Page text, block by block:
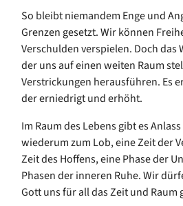
So bleibt niemandem Enge und
Grenzen gesetzt. Wir können
Verschulden verspielen. Doch das
der uns auf einen weiten Raum
Verstrickungen herausführen. Es
der erniedrigt und erhöht.
Im Raum des Lebens gibt es
wiederum zum Lob, eine Zeit der
Zeit des Hoffens, eine Phase der
Phasen der inneren Ruhe. Wir
Gott uns für all das Zeit und Raum